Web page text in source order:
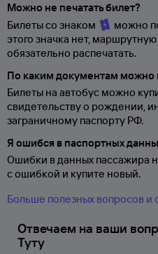
Можно не печатать билет?
Билеты со знаком
можно
этого значка нет,
обязательно распечатать.
По каким документам можно
Билеты на автобус можно
свидетельству о рождении,
заграничному паспорту РФ.
Я ошибся в паспортных
Ошибки в данных пассажира
с ошибкой и купите новый.
Больше полезных вопросов и
Отвечаем на ваши
Туту